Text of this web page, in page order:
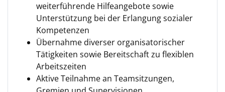
weiterführende Hilfeangebote sowie
Unterstützung bei der Erlangung sozialer
Kompetenzen
Übernahme diverser organisatorischer
Tätigkeiten sowie Bereitschaft zu flexiblen
Arbeitszeiten
Aktive Teilnahme an Teamsitzungen,